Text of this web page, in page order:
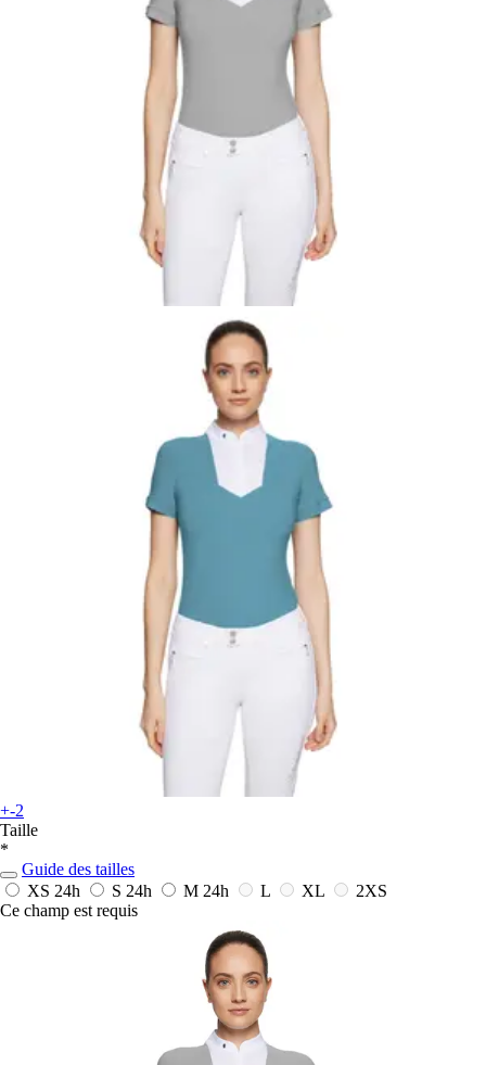
+-2
Taille
*
Guide des tailles
XS 24h S 24h M 24h L XL
2XS
Ce champ est requis